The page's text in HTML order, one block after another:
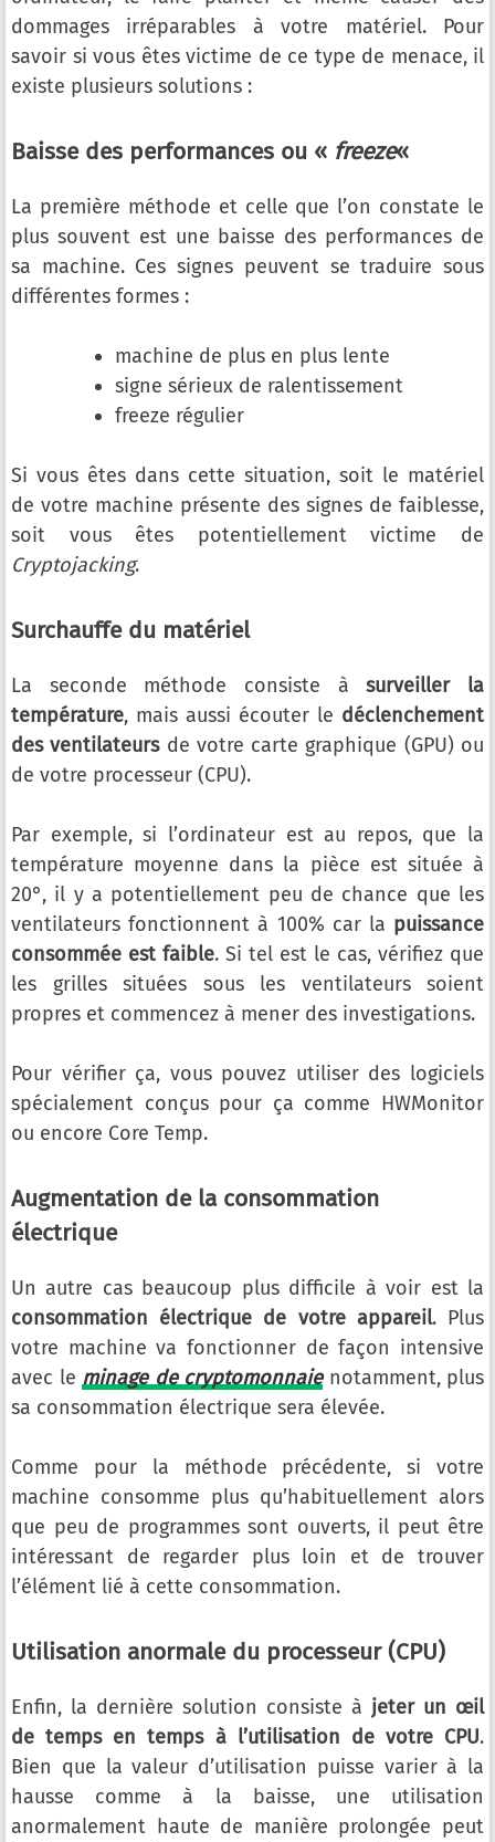
dommages irréparables à votre matériel. Pour
savoir si vous êtes victime de ce type de menace, il
existe plusieurs solutions :
Baisse des performances ou « freeze«
La première méthode et celle que l’on constate le
plus souvent est une baisse des performances de
sa machine. Ces signes peuvent se traduire sous
différentes formes :
machine de plus en plus lente
signe sérieux de ralentissement
freeze régulier
Si vous êtes dans cette situation, soit le matériel
de votre machine présente des signes de faiblesse,
soit vous êtes potentiellement victime de
Cryptojacking.
Surchauffe du matériel
La seconde méthode consiste àsurveiller la
température, mais aussi écouter le déclenchement
des ventilateursde votre carte graphique (GPU) ou
de votre processeur (CPU).
Par exemple, si l’ordinateur est au repos, que la
température moyenne dans la pièce est située à
20°, il y a potentiellement peu de chance que les
ventilateurs fonctionnent à 100% car la puissance
consommée est faible. Si tel est le cas, vérifiez que
les grilles situées sous les ventilateurs soient
propres et commencez à mener des investigations.
Pour vérifier ça, vous pouvez utiliser des logiciels
spécialement conçus pour ça comme HWMonitor
ou encore Core Temp.
Augmentation de la consommation
électrique
Un autre cas beaucoup plus difficile à voir est la
consommation électrique de votre appareil. Plus
votre machine va fonctionner de façon intensive
avec le minage de cryptomonnaienotamment, plus
sa consommation électrique sera élevée.
Comme pour la méthode précédente, si votre
machine consomme plus qu’habituellement alors
que peu de programmes sont ouverts, il peut être
intéressant de regarder plus loin et de trouver
l’élément lié à cette consommation.
Utilisation anormale du processeur (CPU)
Enfin, la dernière solution consiste à jeter un œil
de temps en temps à l’utilisation de votre CPU.
Bien que la valeur d’utilisation puisse varier à la
hausse comme à la baisse, une utilisation
anormalement haute de manière prolongée peut